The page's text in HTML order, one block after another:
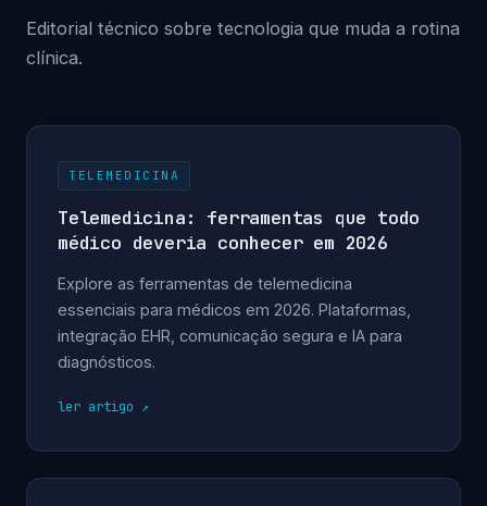
Editorial técnico sobre tecnologia que muda a rotina
clínica.
TELEMEDICINA
Telemedicina: ferramentas que todo
médico deveria conhecer em 2026
Explore as ferramentas de telemedicina
essenciais para médicos em 2026. Plataformas,
integração EHR, comunicação segura e IA para
diagnósticos.
ler artigo